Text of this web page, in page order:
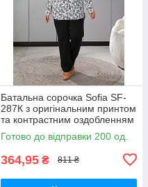
Батальна сорочка Sofia SF-
287К з оригінальним принтом
та контрастним оздобленням
Білий
Готово до відправки 200 од.
364,95 ₴ 811 ₴